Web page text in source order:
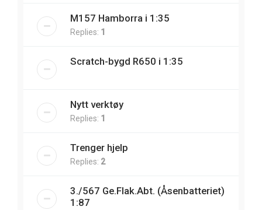
M157 Hamborra i 1:35
Replies: 1
Scratch-bygd R650 i 1:35
Nytt verktøy
Replies: 1
Trenger hjelp
Replies: 2
3./567 Ge.Flak.Abt. (Åsenbatteriet)
1:87